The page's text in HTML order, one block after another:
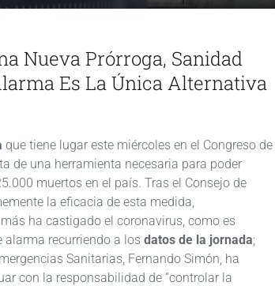
Nueva Prórroga, Sanidad
Es La Única Alternativa
que tiene lugar este miércoles en el Congreso de
de una herramienta necesaria para poder
muertos en el país. Tras el Consejo de
la eficacia de esta medida,
ha castigado el coronavirus, como es
alarma recurriendo a los datos de la jornada;
Sanitarias, Fernando Simón, ha
con la responsabilidad de “controlar la